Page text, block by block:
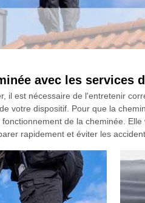
avec les services
il est nécessaire de l'entretenir
votre dispositif. Pour que la
de la cheminée.
rapidement et éviter les